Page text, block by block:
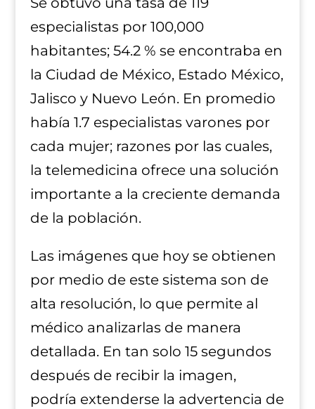
especialistas por 100,000
habitantes; 54.2 % se encontraba en
la Ciudad de México, Estado México,
Jalisco y Nuevo León. En promedio
había 1.7 especialistas varones por
cada mujer; razones por las cuales,
la telemedicina ofrece una solución
importante a la creciente demanda
de la población.
Las imágenes que hoy se obtienen
por medio de este sistema son de
alta resolución, lo que permite al
médico analizarlas de manera
detallada. En tan solo 15 segundos
después de recibir la imagen,
podría extenderse la advertencia de